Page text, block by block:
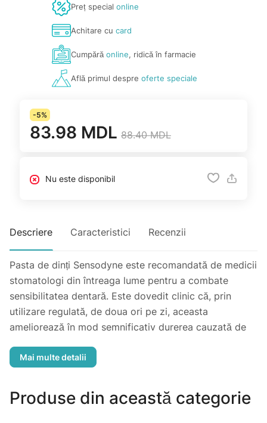
Preț special online
Achitare cu card
Cumpărăonline, ridică în farmacie
Află primul despre oferte speciale
-5%
83.98 MDL 88.40 MDL
Nu este disponibil
Descriere Caracteristici Recenzii
Pasta de dinți Sensodyne este recomandată de medicii
stomatologi din întreaga lume pentru a combate
sensibilitatea dentară. Este dovedit clinic că, prin
utilizare regulată, de doua ori pe zi, aceasta
ameliorează în mod semnificativ durerea cauzată de
Produse din această categorie